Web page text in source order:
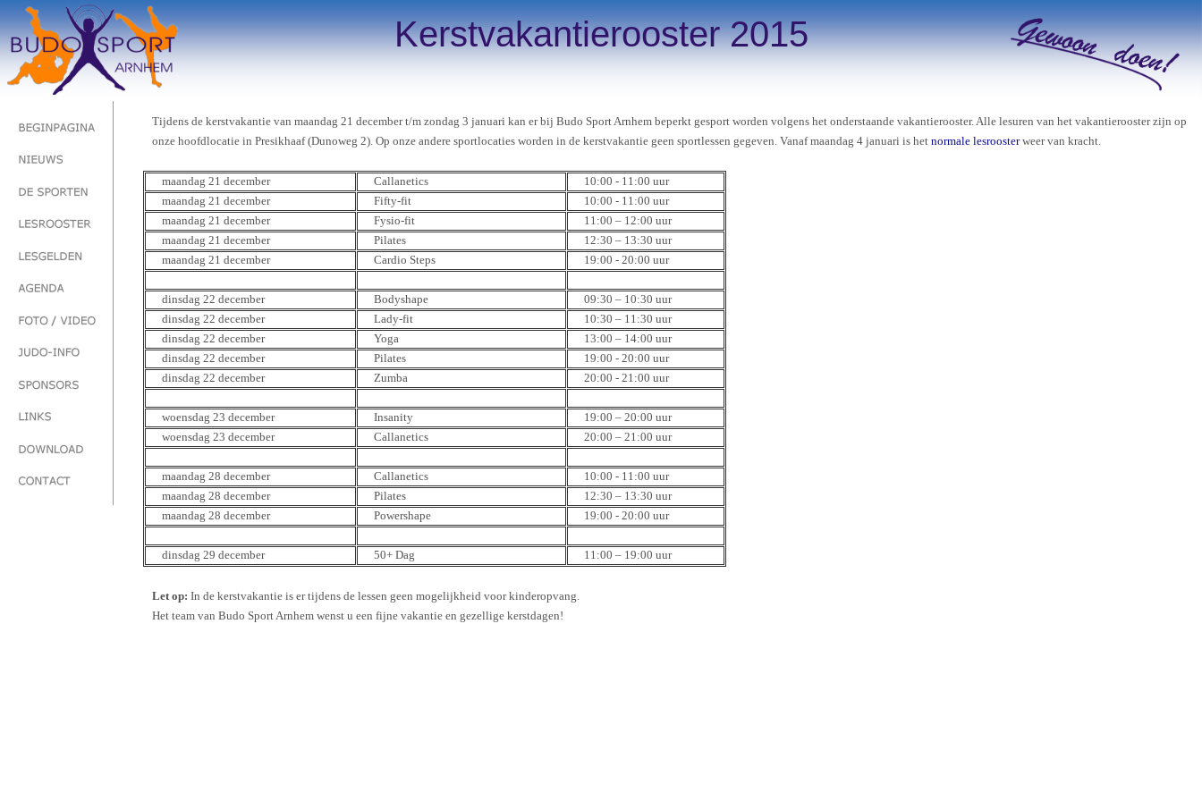
Kerstvakantierooster 2015
Tijdens de kerstvakantie van maandag 21 december t/m zondag 3 januari kan er bij Budo Sport Arnhem beperkt gesport worden volgens het onderstaande vakantierooster. Alle lesuren van het vakantierooster zijn op
onze hoofdlocatie in Presikhaaf(Dunoweg 2). Op onze andere sportlocaties worden in de kerstvakantie geen sportlessen gegeven. Vanaf maandag 4 januari is het normale lesroosterweer van kracht.
maandag 21 december Callanetics
10:00 - 11:00 uur
maandag 21 december
Fifty-fit
10:00 - 11:00 uur
maandag 21 december
Fysio-fit
11:00 – 12:00 uur
maandag 21 december
Pilates
12:30 – 13:30 uur
maandag 21 december
Cardio Steps 19:00 - 20:00 uur
dinsdag 22 december Bodyshape
09:30 – 10:30 uur
dinsdag 22 december
Lady-fit
10:30 – 11:30 uur
dinsdag 22 december
Yoga
13:00 – 14:00 uur
dinsdag 22 december
Pilates
19:00 - 20:00 uur
dinsdag 22 december
Zumba 20:00 - 21:00 uur
woensdag 23 december Insanity
19:00 – 20:00 uur
woensdag 23 december
Callanetics 20:00 – 21:00 uur
maandag 28 december Callanetics
10:00 - 11:00 uur
maandag 28 december
Pilates
12:30 – 13:30 uur
maandag 28 december
Powershape 19:00 - 20:00 uur
dinsdag 29 december 50+ Dag 11:00 – 19:00 uur
Let op: In de kerstvakantie is er tijdens de lessen geen mogelijkheid voor kinderopvang.
Het team van Budo Sport Arnhem wenst u een fijne vakantie en gezellige kerstdagen!